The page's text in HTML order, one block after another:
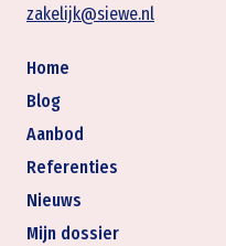
zakelijk@siewe.nl
Home
Blog
Aanbod
Referenties
Nieuws
Mijn dossier